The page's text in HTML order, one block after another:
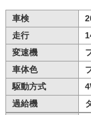
車検
走行
変速機
車体色
駆動方式
過給機